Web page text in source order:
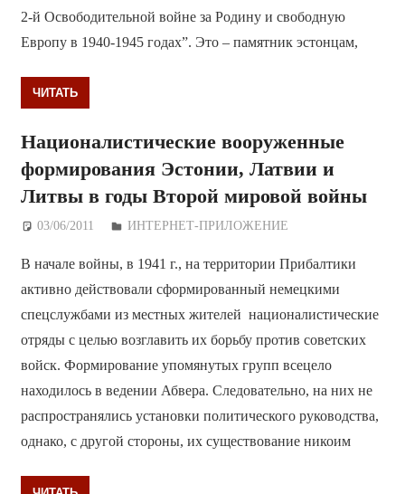
2-й Освободительной войне за Родину и свободную
Европу в 1940-1945 годах”. Это – памятник эстонцам,
ЧИТАТЬ
Националистические вооруженные
формирования Эстонии, Латвии и
Литвы в годы Второй мировой войны
03/06/2011 Дежурный по Редакции
ИНТЕРНЕТ-ПРИЛОЖЕНИЕ
В начале войны, в 1941 г., на территории Прибалтики
активно действо­вали сформированный немецкими
спецслужбами из местных жителей националистические
отряды с целью возгла­вить их борьбу против советских
войск. Формирование упомянутых групп всецело
находилось в ведении Абвера. Следовательно, на них не
распространялись установки полити­ческого руководства,
однако, с другой стороны, их существование нико­им